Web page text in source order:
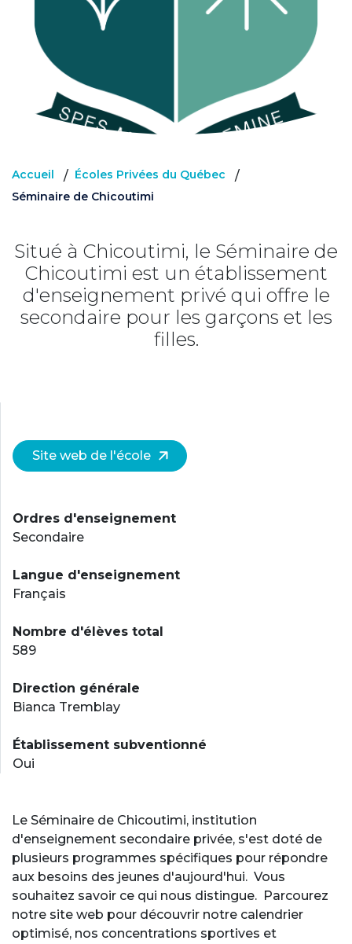
Accueil / Écoles Privées du Québec /
Séminaire de Chicoutimi
Situé à Chicoutimi, le Séminaire de
Chicoutimi est un établissement
d'enseignement privé qui offre le
secondaire pour les garçons et les
filles.
Site web de l'école
Ordres d'enseignement
Secondaire
Langue d'enseignement
Français
Nombre d'élèves total
589
Direction générale
Bianca Tremblay
Établissement subventionné
Oui
Le Séminaire de Chicoutimi, institution
d'enseignement secondaire privée, s'est doté de
plusieurs programmes spécifiques pour répondre
aux besoins des jeunes d'aujourd'hui. Vous
souhaitez savoir ce qui nous distingue. Parcourez
notre site web pour découvrir notre calendrier
optimisé, nos concentrations sportives et